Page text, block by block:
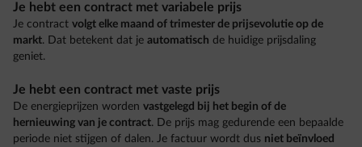
Je hebt een contract met variabele prijs
Je contract volgt elke maand of trimester de prijsevolutie op de
markt. Dat betekent dat je automatisch de huidige prijsdaling
geniet.
Je hebt een contract met vaste prijs
De energieprijzen worden vastgelegd bij het begin of de
hernieuwing van je contract. De prijs mag gedurende een bepaalde
periode niet stijgen of dalen. Je factuur wordt dus niet beïnvloed